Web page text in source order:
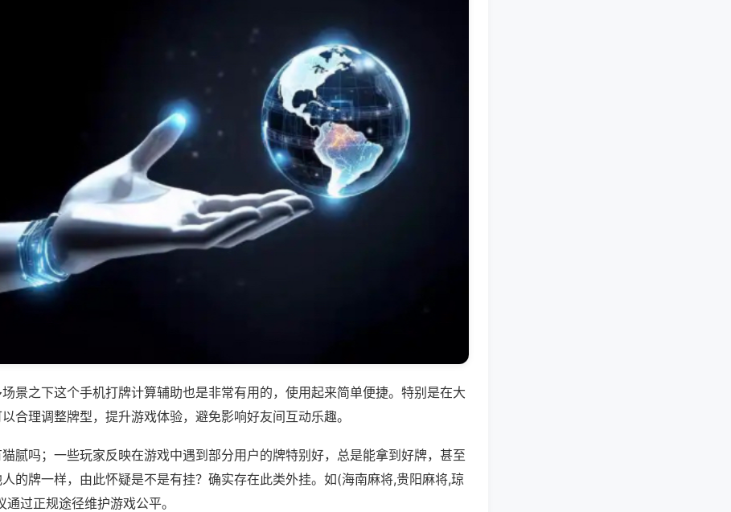
景之下这个手机打牌计算辅助也是非常有用的，使用起来简单便捷。特别是在大
合理调整牌型，提升游戏体验，避免影响好友间互动乐趣。
腻吗；一些玩家反映在游戏中遇到部分用户的牌特别好，总是能拿到好牌，甚至
的牌一样，由此怀疑是不是有挂？确实存在此类外挂。如(海南麻将,贵阳麻将,琼
过正规途径维护游戏公平。